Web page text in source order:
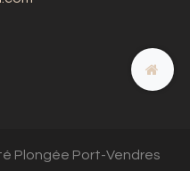
Plongée Port-Vendres